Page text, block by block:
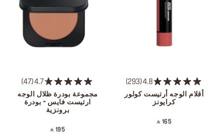
4.8
293
أقلام الوجه أرتيست كولور
كرايونز
‎ ⃁ 165 ‎
4.7
47
مجموعة بودرة ظلال الوجه
ارتيست فايس - بودرة
برونزية
‎ ⃁ 195 ‎